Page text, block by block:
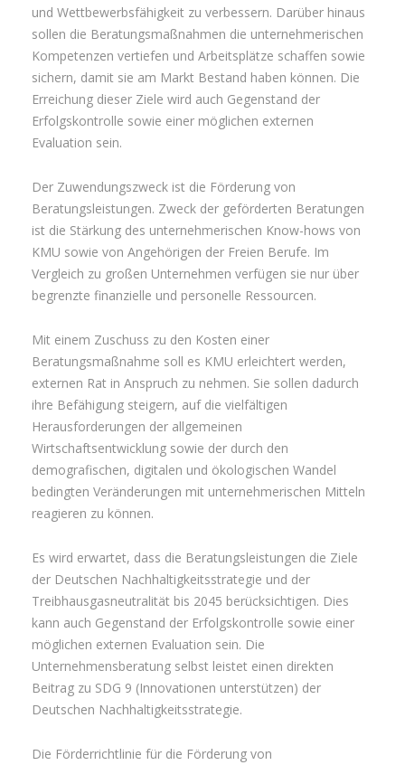
und Wettbewerbsfähigkeit zu verbessern. Darüber hinaus
sollen die Beratungsmaßnahmen die unternehmerischen
Kompetenzen vertiefen und Arbeitsplätze schaffen sowie
sichern, damit sie am Markt Bestand haben können. Die
Erreichung dieser Ziele wird auch Gegenstand der
Erfolgskontrolle sowie einer möglichen externen
Evaluation sein.
Der Zuwendungszweck ist die Förderung von
Beratungsleistungen. Zweck der geförderten Beratungen
ist die Stärkung des unternehmerischen Know-hows von
KMU sowie von Angehörigen der Freien Berufe. Im
Vergleich zu großen Unternehmen verfügen sie nur über
begrenzte finanzielle und personelle Ressourcen.
Mit einem Zuschuss zu den Kosten einer
Beratungsmaßnahme soll es KMU erleichtert werden,
externen Rat in Anspruch zu nehmen. Sie sollen dadurch
ihre Befähigung steigern, auf die vielfältigen
Herausforderungen der allgemeinen
Wirtschaftsentwicklung sowie der durch den
demografischen, digitalen und ökologischen Wandel
bedingten Veränderungen mit unternehmerischen Mitteln
reagieren zu können.
Es wird erwartet, dass die Beratungsleistungen die Ziele
der Deutschen Nachhaltigkeitsstrategie und der
Treibhausgasneutralität bis 2045 berücksichtigen. Dies
kann auch Gegenstand der Erfolgskontrolle sowie einer
möglichen externen Evaluation sein. Die
Unternehmensberatung selbst leistet einen direkten
Beitrag zu SDG 9 (Innovationen unterstützen) der
Deutschen Nachhaltigkeitsstrategie.
Die Förderrichtlinie für die Förderung von